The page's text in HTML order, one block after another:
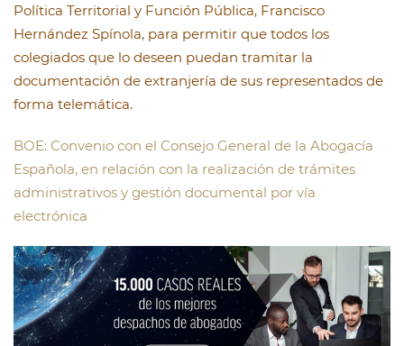
Política Territorial y Función Pública, Francisco
Hernández Spínola, para permitir que todos los
colegiados que lo deseen puedan tramitar la
documentación de extranjería de sus representados de
forma telemática.
BOE: Convenio con el Consejo General de la Abogacía
Española, en relación con la realización de trámites
administrativos y gestión documental por vía
electrónica